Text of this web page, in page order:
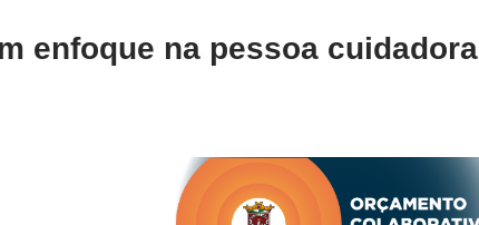
enfoque na pessoa cuidadora